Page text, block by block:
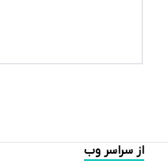
از سراسر وب